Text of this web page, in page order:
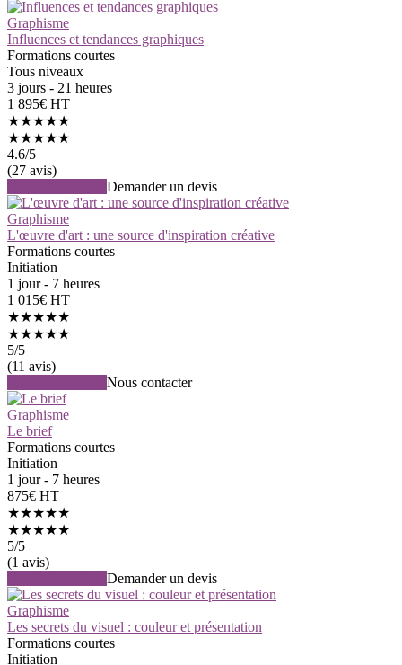
Graphisme
Influences et tendances graphiques
Formations courtes
Tous niveaux
3 jours - 21 heures
1 895€ HT
★★★★★
★★★★★
4.6/5
(27 avis)
Demander un devis
Graphisme
L'œuvre d'art : une source d'inspiration créative
Formations courtes
Initiation
1 jour - 7 heures
1 015€ HT
★★★★★
★★★★★
5/5
(11 avis)
Nous contacter
Graphisme
Le brief
Formations courtes
Initiation
1 jour - 7 heures
875€ HT
★★★★★
★★★★★
5/5
(1 avis)
Demander un devis
Graphisme
Les secrets du visuel : couleur et présentation
Formations courtes
Initiation